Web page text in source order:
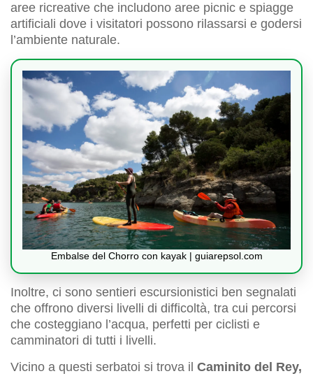
aree ricreative che includono aree picnic e spiagge
artificiali dove i visitatori possono rilassarsi e godersi
l’ambiente naturale.
Embalse del Chorro con kayak | guiarepsol.com
Inoltre, ci sono sentieri escursionistici ben segnalati
che offrono diversi livelli di difficoltà, tra cui percorsi
che costeggiano l’acqua, perfetti per ciclisti e
camminatori di tutti i livelli.
Vicino a questi serbatoi si trova il Caminito del Rey,